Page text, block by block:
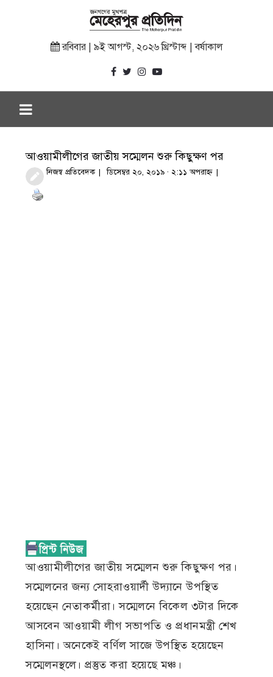
রবিবার | ৯ই আগস্ট, ২০২৬ খ্রিস্টাব্দ | বর্ষাকাল
আওয়ামীলীগের জাতীয় সম্মেলন শুরু কিছুক্ষণ পর
নিজস্ব প্রতিবেদক ডিসেম্বর ২০, ২০১৯ · ২:১১ অপরাহ্ণ
আওয়ামীলীগের জাতীয় সম্মেলন শুরু কিছুক্ষণ পর।
সম্মেলনের জন্য সোহরাওয়ার্দী উদ্যানে উপস্থিত
হয়েছেন নেতাকর্মীরা। সম্মেলনে বিকেল ৩টার দিকে
আসবেন আওয়ামী লীগ সভাপতি ও প্রধানমন্ত্রী শেখ
হাসিনা। অনেকেই বর্ণিল সাজে উপস্থিত হয়েছেন
সম্মেলনস্থলে। প্রস্তুত করা হয়েছে মঞ্চ।